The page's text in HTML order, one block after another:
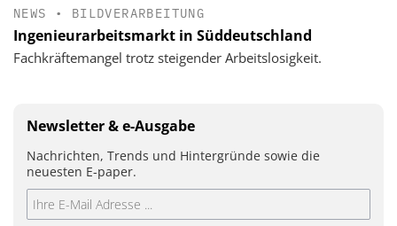
NEWS • BILDVERARBEITUNG
Ingenieurarbeitsmarkt in Süddeutschland
Fachkräftemangel trotz steigender Arbeitslosigkeit.
Newsletter & e-Ausgabe
Nachrichten, Trends und Hintergründe sowie die
neuesten E-paper.